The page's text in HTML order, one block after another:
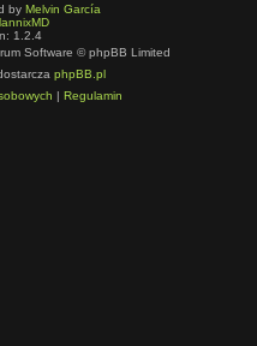
by Melvin García
1.2.4
Software © phpBB Limited
phpBB.pl
| Regulamin